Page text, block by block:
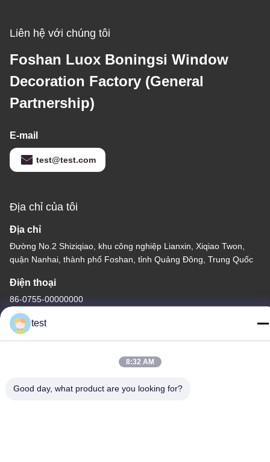
Liên hệ với chúng tôi
Foshan Luox Boningsi Window
Decoration Factory (General
Partnership)
E-mail
test@test.com
Địa chỉ của tôi
Địa chỉ
Đường No.2 Shiziqiao, khu công nghiệp Lianxin, Xiqiao Twon,
quận Nanhai, thành phố Foshan, tỉnh Quảng Đông, Trung Quốc
Điện thoại
86-0755-00000000
test
8:32 AM
Good day, what product are you looking for?